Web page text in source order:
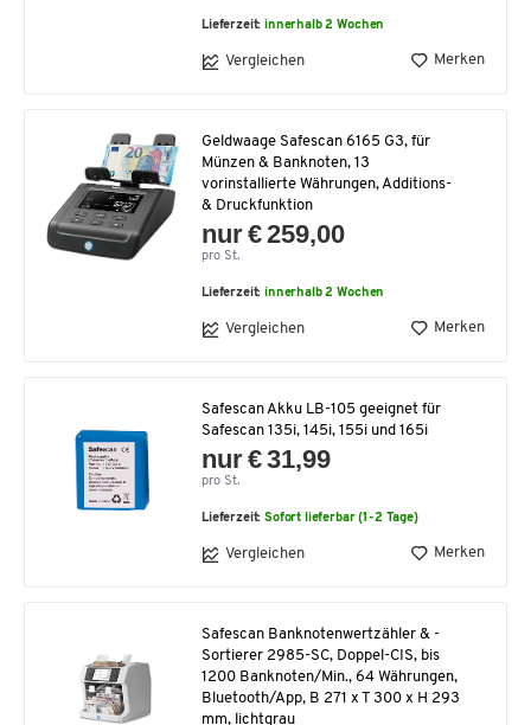
Lieferzeit:innerhalb 2 Wochen
Vergleichen Merken
Geldwaage Safescan 6165 G3, für
Münzen & Banknoten, 13
vorinstallierte Währungen, Additions-
& Druckfunktion
nur € 259,00
pro St.
Lieferzeit:innerhalb 2 Wochen
Vergleichen Merken
Safescan Akku LB-105 geeignet für
Safescan 135i, 145i, 155i und 165i
nur € 31,99
pro St.
Lieferzeit:Sofort lieferbar (1-2 Tage)
Vergleichen Merken
Safescan Banknotenwertzähler & -
Sortierer 2985-SC, Doppel-CIS, bis
1200 Banknoten/Min., 64 Währungen,
Bluetooth/App, B 271 x T 300 x H 293
mm, lichtgrau